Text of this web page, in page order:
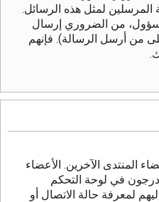
المرسلين لمثل هذه الرسائل.
من الضروري إرسال
من أرسل الرسالة). فإنهم
المنتدى الآخرين. الأعضاء
في لوحة التحكم
لمعرفة حالة الاتصال أو